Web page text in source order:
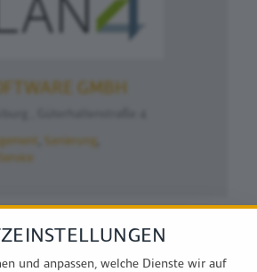
GMBH
Sanierung
und anpassen, welche Dienste wir auf